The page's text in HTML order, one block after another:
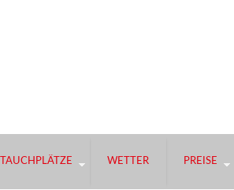
TAUCHPLÄTZE WETTER PREISE